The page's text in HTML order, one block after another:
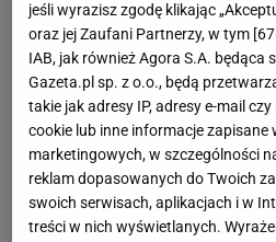
jest zaledwie jedna trybuna.
to, że wkrótce zyska kolejną.
Sport.pl w kwietniu tego
30 mln zł z Programu
mln zł z budżetu miasta. Na
lipca miał zostać rozpisany
obiektu.Problem w tym, że
unieważniony.
jeśli wyrazisz zgodę klikając
oraz jej Zaufani Partnerzy, w tym [
IAB, jak również Agora S.A. będąca
Gazeta.pl sp. z o.o., będą
takie jak adresy IP, adresy e-mail
cookie lub inne informacje zapisane
marketingowych, w szczególności
reklam dopasowanych do Twoich
swoich serwisach, aplikacjach i w
treści w nich wyświetlanych.